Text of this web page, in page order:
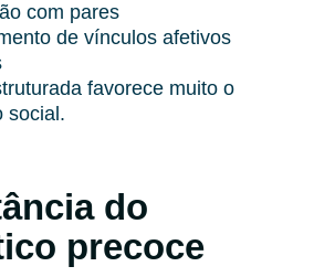
com pares
de vínculos afetivos
favorece muito o
social.
do
precoce